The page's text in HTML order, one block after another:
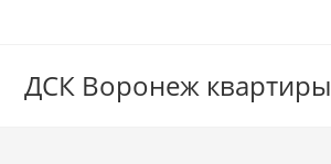
ДСК Воронеж квартиры